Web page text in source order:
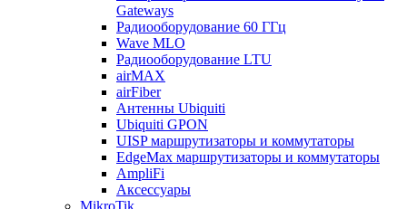
Gateways
Радиооборудование 60 ГГц
Wave MLO
Радиооборудование LTU
airMAX
airFiber
Антенны Ubiquiti
Ubiquiti GPON
UISP маршрутизаторы и коммутаторы
EdgeMax маршрутизаторы и коммутаторы
AmpliFi
Аксессуары
MikroTik